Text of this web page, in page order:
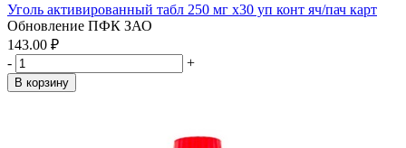
Уголь активированный табл 250 мг x30 уп конт яч/пач карт
Обновление ПФК ЗАО
143.00 ₽
-
+
В корзину